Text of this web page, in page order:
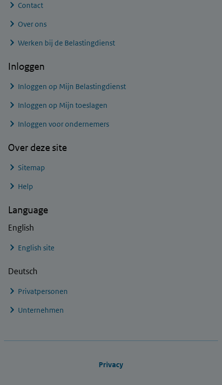
Contact
Over ons
Werken bij de Belastingdienst
Inloggen
Inloggen op Mijn Belastingdienst
Inloggen op Mijn toeslagen
Inloggen voor ondernemers
Over deze site
Sitemap
Help
Language
English
English site
Deutsch
Privatpersonen
Unternehmen
Privacy